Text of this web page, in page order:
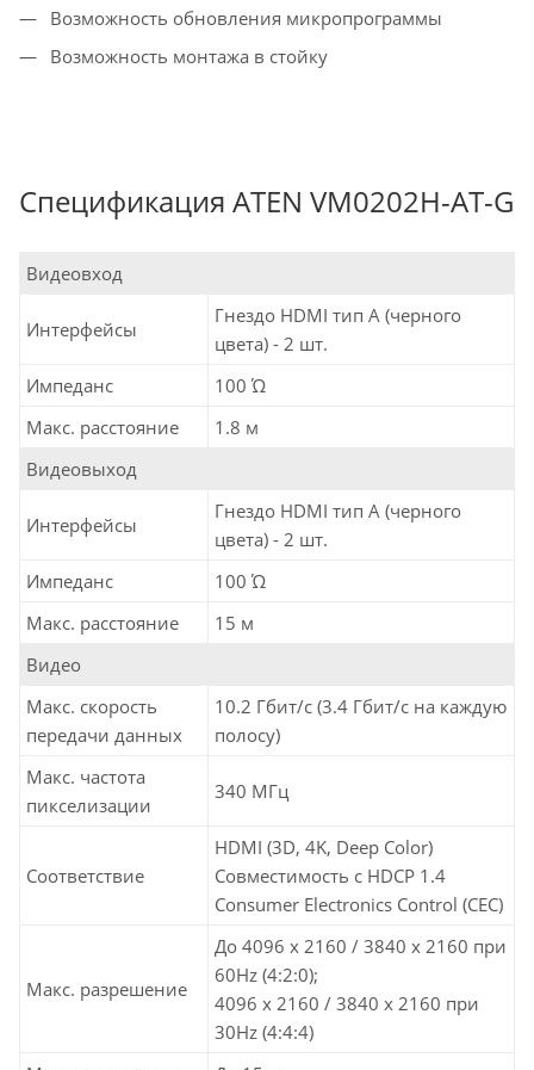
Возможность обновления микропрограммы
Возможность монтажа в стойку
Спецификация ATEN VM0202H-AT-G
Видеовход
Интерфейсы
Гнездо HDMI тип А (черного
цвета) - 2 шт.
Импеданс
100 Ώ
Макс. расстояние
1.8 м
Видеовыход
Интерфейсы
Гнездо HDMI тип А (черного
цвета) - 2 шт.
Импеданс
100 Ώ
Макс. расстояние
15 м
Видео
Макс. скорость
передачи данных
10.2 Гбит/с (3.4 Гбит/с на каждую
полосу)
Макс. частота
пикселизации
340 МГц
Соответствие
HDMI (3D, 4K, Deep Color)
Совместимость с HDCP 1.4
Consumer Electronics Control (CEC)
Макс. разрешение
До 4096 x 2160 / 3840 x 2160 при
60Hz (4:2:0);
4096 x 2160 / 3840 x 2160 при
30Hz (4:4:4)